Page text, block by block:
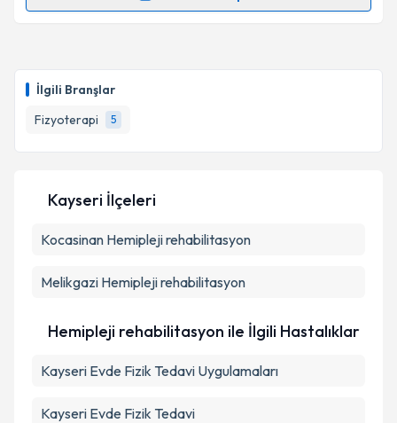
İlgili Branşlar
Fizyoterapi
5
Takvim Talebini Gönder
takvim hazırlandığında e-posta ile bilgilendireceğiz.
E-posta Adresiniz
Metni'ni okudum ve kişisel verilerimin belirtilen
Kayseri İlçeleri
Kocasinan Hemipleji rehabilitasyon
Melikgazi Hemipleji rehabilitasyon
Hemipleji rehabilitasyon ile İlgili Hastalıklar
Kayseri Evde Fizik Tedavi Uygulamaları
Kayseri Evde Fizik Tedavi